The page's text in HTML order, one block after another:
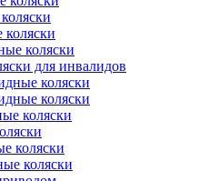
коляски
для инвалидов
коляски
коляски
коляски
коляски
коляски